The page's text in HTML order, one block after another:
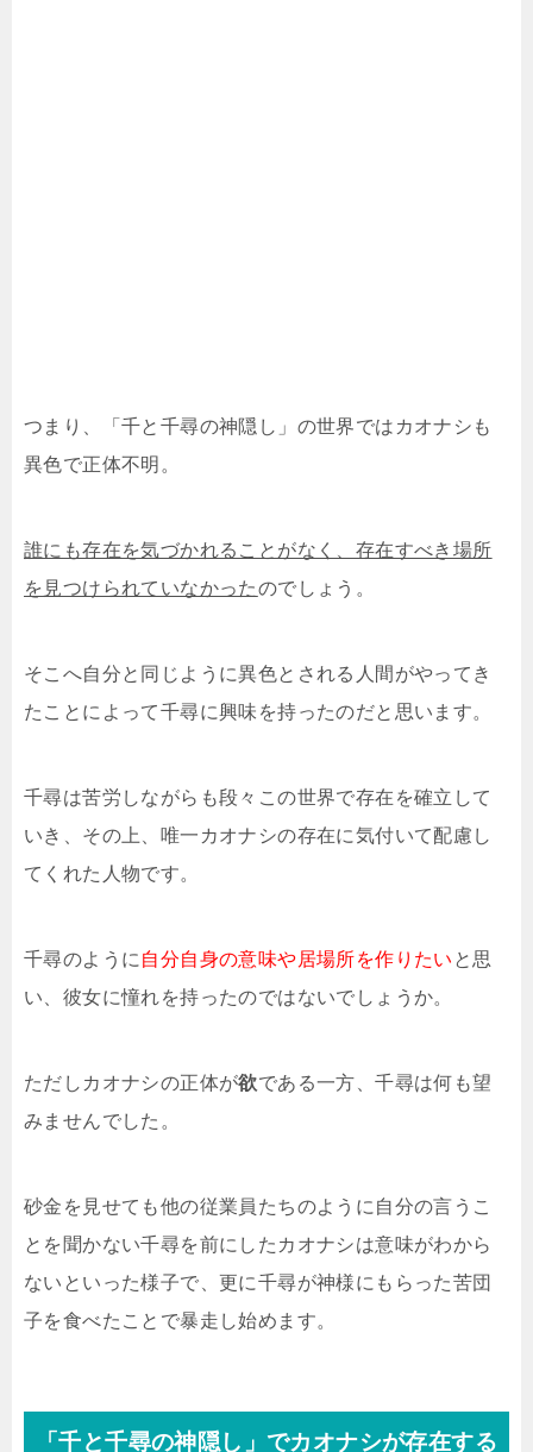
つまり、「千と千尋の神隠し」の世界ではカオナシも
異色で正体不明。
誰にも存在を気づかれることがなく、存在すべき場所
を見つけられていなかったのでしょう。
そこへ自分と同じように異色とされる人間がやってき
たことによって千尋に興味を持ったのだと思います。
千尋は苦労しながらも段々この世界で存在を確立して
いき、その上、唯一カオナシの存在に気付いて配慮し
てくれた人物です。
千尋のように 自分自身の意味や居場所を作りたい と思
い、彼女に憧れを持ったのではないでしょうか。
ただしカオナシの正体が欲である一方、千尋は何も望
みませんでした。
砂金を見せても他の従業員たちのように自分の言うこ
とを聞かない千尋を前にしたカオナシは意味がわから
ないといった様子で、更に千尋が神様にもらった苦団
子を食べたことで暴走し始めます。
「千と千尋の神隠し」でカオナシが存在する